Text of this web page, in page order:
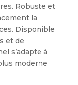
Robuste et
la
Disponible
et de
s’adapte à
moderne